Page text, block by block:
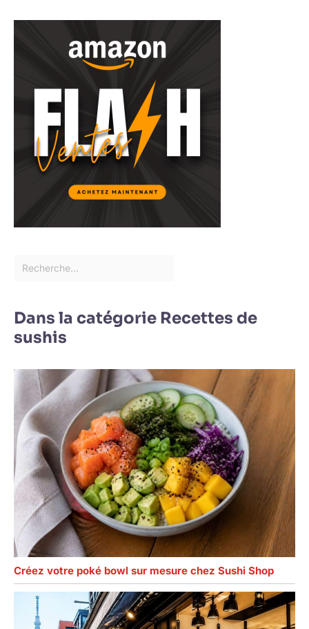
Dans la catégorie Recettes de
sushis
Créez votre poké bowl sur mesure chez Sushi Shop